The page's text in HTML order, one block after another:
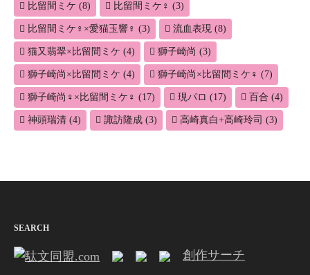
比留間ミケ (8) 比留間ミケ♀ (3)
比留間ミケ♀×愛猫玉響♀ (3) 流血表現 (8)
猫又翡翠×比留間ミケ (4) 獅子崎尚 (3)
獅子崎尚×比留間ミケ (4) 獅子崎尚×比留間ミケ♀ (7)
獅子崎尚♀×比留間ミケ♀ (17) 現パロ (17) 百合 (4)
神頭瑞清 (4) 諏訪隆成 (3) 高崎真白+高崎玲司 (3)
SEARCH
創作サーチ